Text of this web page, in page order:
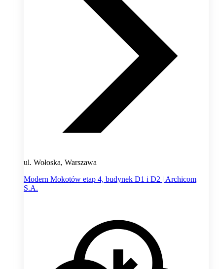
ul. Wołoska, Warszawa
Modern Mokotów etap 4, budynek D1 i D2 | Archicom
S.A.